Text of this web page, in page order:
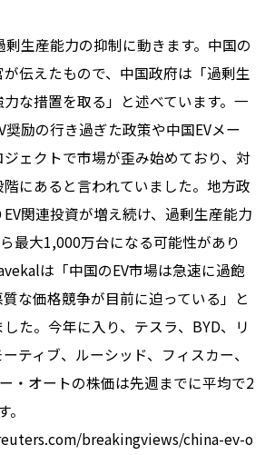
剰生産能力の抑制に動きます。中国の
伝えたもので、中国政府は「過剰生
な措置を取る」と述べています。一
奨励の行き過ぎた政策や中国EVメー
ェクトで市場が歪み始めており、対
にあると言われていました。地方政
関連投資が増え続け、過剰生産能力
最大1,000万台になる可能性があり
は「中国のEV市場は急速に過飽
な価格競争が目前に迫っている」と
た。今年に入り、テスラ、BYD、リ
ティブ、ルーシッド、フィスカー、
・オートの株価は先週までに平均で2
breakingviews/china-ev-o